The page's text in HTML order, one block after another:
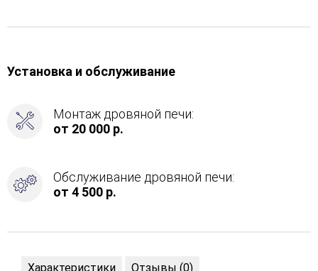
Установка и обслуживание
Монтаж дровяной печи:
от 20 000 р.
Обслуживание дровяной печи:
от 4 500 р.
Характеристики Отзывы (0)